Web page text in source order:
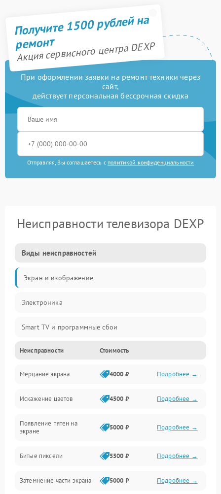
Получите 1500 рублей на
ремонт
Акция сервисного центра DEXP
При оформлении заявки на ремонт техники через
сайт,
действует персональная бессрочная скидка
Отправляя, Вы соглашаетесь с политикой конфиденциальности
Неисправности телевизора DEXP
Виды неисправностей
Экран и изображение
Электроника
Smart TV и программные сбои
Питание и запуск
Подсветка и LED-модули
Звук и аудиосистема
Сигнал и приём каналов
Механические повреждения
Неисправности Стоимость
Мерцание экрана 4000 ₽ Подробнее →
Искажение цветов 4500 ₽ Подробнее →
Появление пятен на
экране
5000 ₽ Подробнее →
Битые пиксели 5500 ₽ Подробнее →
Затемнение части экрана 5000 ₽ Подробнее →